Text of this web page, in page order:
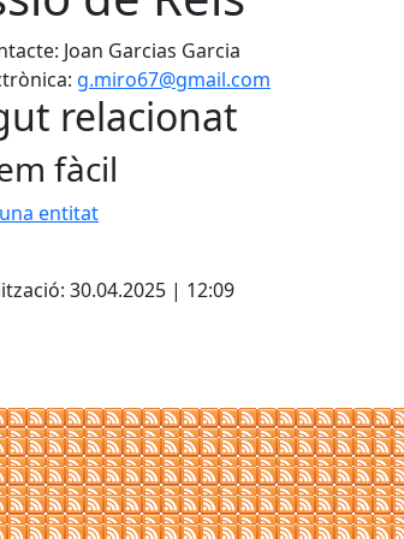
Joan Garcias Garcia
g.miro67@gmail.com
relacionat
fàcil
entitat
30.04.2025 | 12:09